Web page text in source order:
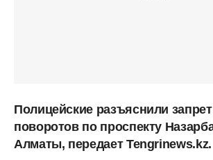
Полицейские разъяснили
поворотов по проспекту
Алматы, передает Tengrinews.kz.